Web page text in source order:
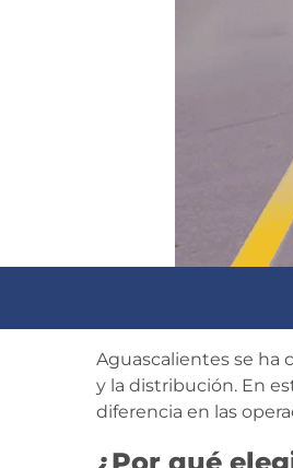
Aguascalientes se ha
y la distribución. En
diferencia en las